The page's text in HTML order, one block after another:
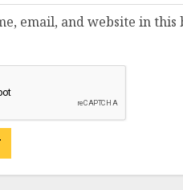
email, and website in
read
mai delicioase